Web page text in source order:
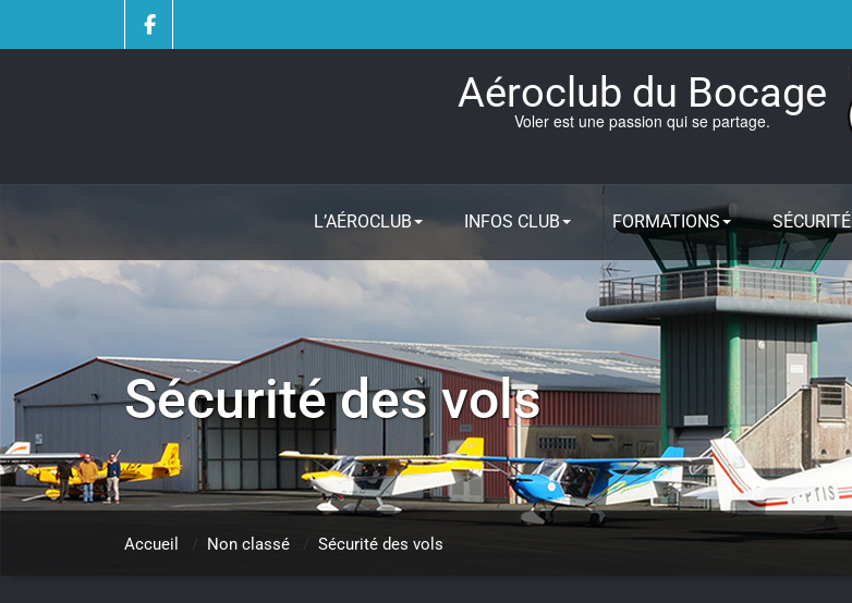
content
Aéroclub du Bocage
Voler est une passion qui se partage.
L’AÉROCLUB INFOS CLUB FORMATIONS SÉCURITÉ
Sécurité des vols
Accueil Non classé Sécurité des vols